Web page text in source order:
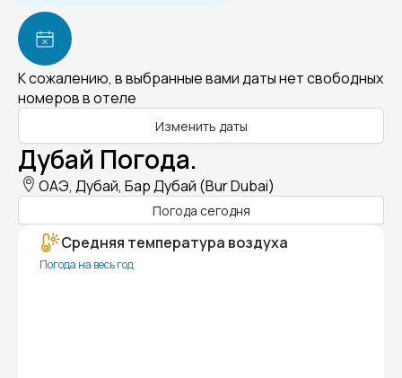
К сожалению, в выбранные вами даты нет свободных
номеров в отеле
Изменить даты
Дубай Погода.
ОАЭ, Дубай, Бар Дубай (Bur Dubai)
Погода сегодня
Средняя температура воздуха
Погода на весь год